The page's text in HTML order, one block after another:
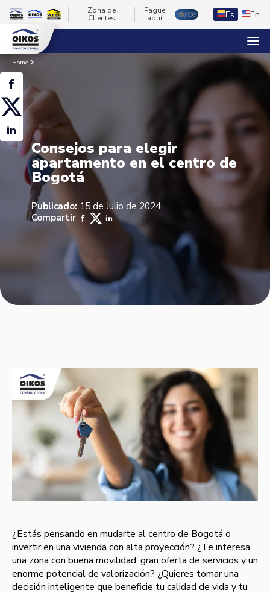
Zona de
Clientes
Pague
aquí
Es En
Home
Consejos para elegir
apartamento en el centro de
Bogotá
Publicado: 15 de Julio de 2024
Compartir
¿Estás pensando en mudarte al centro de Bogotá o
invertir en una vivienda con alta proyección? ¿Te interesa
una zona con buena movilidad, gran oferta de servicios y un
enorme potencial de valorización? ¿Quieres tomar una
decisión inteligente que beneficie tu calidad de vida y tu